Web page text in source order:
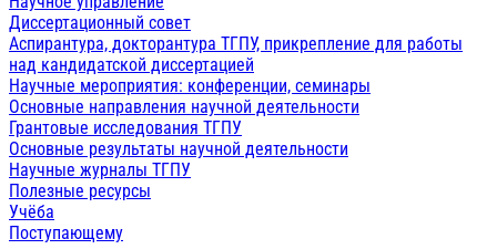
Диссертационный совет
Аспирантура, докторантура ТГПУ, прикрепление для работы
над кандидатской диссертацией
Научные мероприятия: конференции, семинары
Основные направления научной деятельности
Грантовые исследования ТГПУ
Основные результаты научной деятельности
Научные журналы ТГПУ
Полезные ресурсы
Учёба
Поступающему